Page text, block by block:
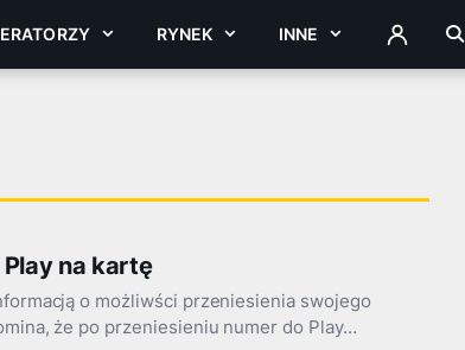
RYNEK INNE ZALOGUJ
na kartę
o możliwści przeniesienia swojego
że po przeniesieniu numer do Play…